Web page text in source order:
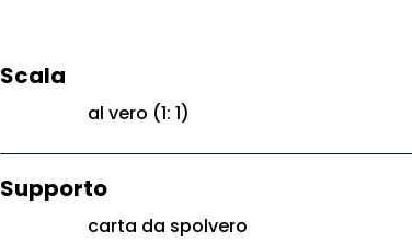
Scala
al vero (1: 1)
Supporto
carta da spolvero